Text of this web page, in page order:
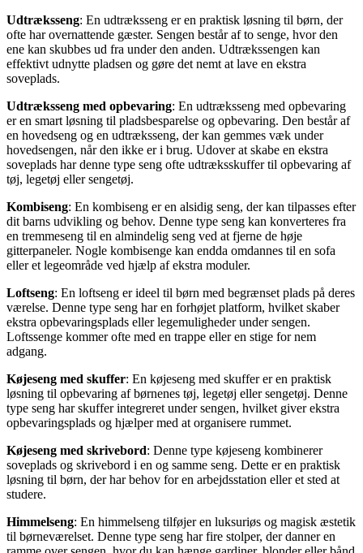
Udtræksseng: En udtræksseng er en praktisk løsning til børn, der
ofte har overnattende gæster. Sengen består af to senge, hvor den
ene kan skubbes ud fra under den anden. Udtrækssengen kan
effektivt udnytte pladsen og gøre det nemt at lave en ekstra
soveplads.
Udtræksseng med opbevaring: En udtræksseng med opbevaring
er en smart løsning til pladsbesparelse og opbevaring. Den består af
en hovedseng og en udtræksseng, der kan gemmes væk under
hovedsengen, når den ikke er i brug. Udover at skabe en ekstra
soveplads har denne type seng ofte udtræksskuffer til opbevaring af
tøj, legetøj eller sengetøj.
Kombiseng: En kombiseng er en alsidig seng, der kan tilpasses efter
dit barns udvikling og behov. Denne type seng kan konverteres fra
en tremmeseng til en almindelig seng ved at fjerne de høje
gitterpaneler. Nogle kombisenge kan endda omdannes til en sofa
eller et legeområde ved hjælp af ekstra moduler.
Loftseng: En loftseng er ideel til børn med begrænset plads på deres
værelse. Denne type seng har en forhøjet platform, hvilket skaber
ekstra opbevaringsplads eller legemuligheder under sengen.
Loftssenge kommer ofte med en trappe eller en stige for nem
adgang.
Køjeseng med skuffer: En køjeseng med skuffer er en praktisk
løsning til opbevaring af børnenes tøj, legetøj eller sengetøj. Denne
type seng har skuffer integreret under sengen, hvilket giver ekstra
opbevaringsplads og hjælper med at organisere rummet.
Køjeseng med skrivebord: Denne type køjeseng kombinerer
soveplads og skrivebord i en og samme seng. Dette er en praktisk
løsning til børn, der har behov for en arbejdsstation eller et sted at
studere.
Himmelseng: En himmelseng tilføjer en luksuriøs og magisk æstetik
til børneværelset. Denne type seng har fire stolper, der danner en